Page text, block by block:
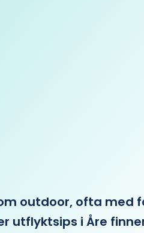
outdoor, ofta med
utflyktsips i Åre